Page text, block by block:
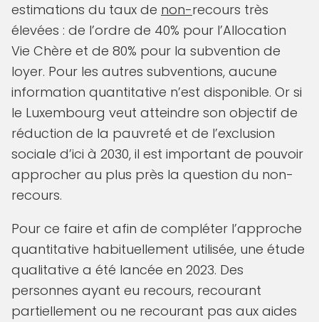
estimations du taux de non-recours très
élevées : de l’ordre de 40% pour l’Allocation
Vie Chère et de 80% pour la subvention de
loyer. Pour les autres subventions, aucune
information quantitative n’est disponible. Or si
le Luxembourg veut atteindre son objectif de
réduction de la pauvreté et de l’exclusion
sociale d’ici à 2030, il est important de pouvoir
approcher au plus près la question du non-
recours.
Pour ce faire et afin de compléter l’approche
quantitative habituellement utilisée, une étude
qualitative a été lancée en 2023. Des
personnes ayant eu recours, recourant
partiellement ou ne recourant pas aux aides